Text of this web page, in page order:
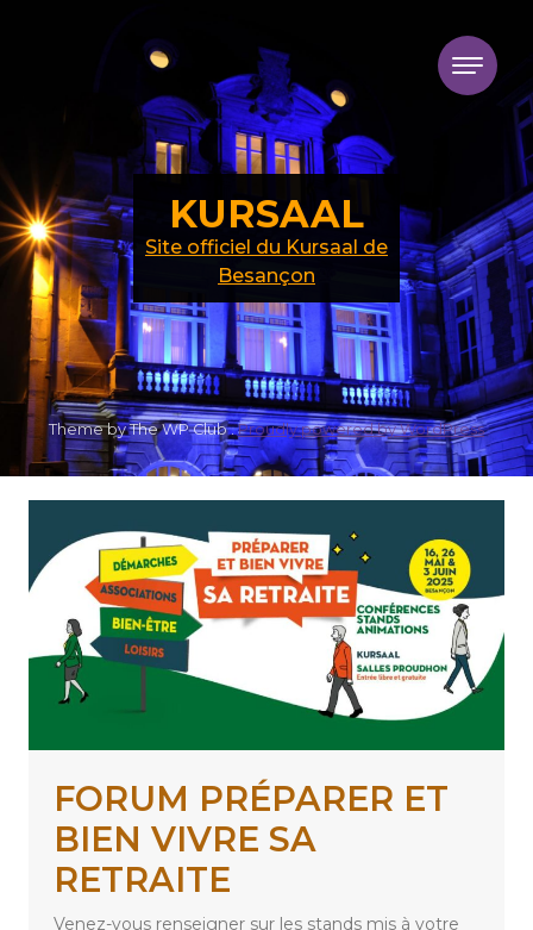
FORUM PRÉPARER ET
BIEN VIVRE SA
RETRAITE
Venez-vous renseigner sur les stands mis à votre
KURSAAL
Site officiel du Kursaal de
Besançon
Theme by The WP Club .Proudly powered by WordPress